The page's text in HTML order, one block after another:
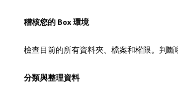
稽核您的 Box 環境
檢查目前的所有資料夾、檔案和權限。判
分類與整理資料